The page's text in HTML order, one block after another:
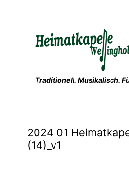
Traditionell. Musikalisch.
2024 01
(14)_v1